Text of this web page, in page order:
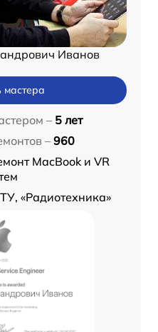
Иванов
мастера
– 5 лет
– 960
MacBook и VR
«Радиотехника»